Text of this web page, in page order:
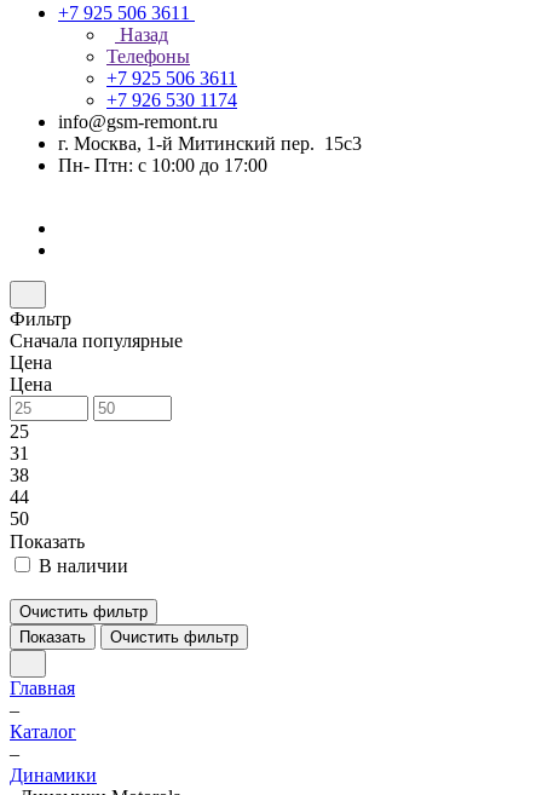
+7 925 506 3611
Назад
Телефоны
+7 925 506 3611
+7 926 530 1174
info@gsm-remont.ru
г. Москва, 1-й Митинский пер. 15с3
Пн- Птн: с 10:00 до 17:00
Фильтр
Сначала популярные
Цена
Цена
25
31
38
44
50
Показать
В наличии
Очистить фильтр
Показать
Очистить фильтр
Главная
–
Каталог
–
Динамики